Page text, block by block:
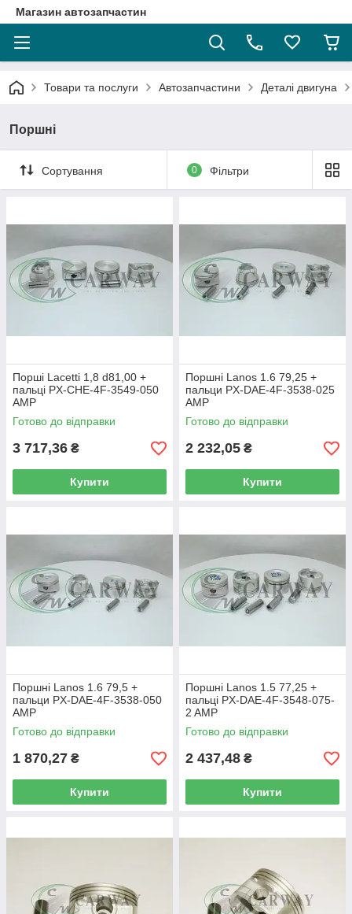
Магазин автозапчастин
Товари та послуги Автозапчастини Деталі двигуна
Поршні
Сортування 0 Фільтри
Порші Lacetti 1,8 d81,00 +
пальці PX-CHE-4F-3549-050
AMP
Готово до відправки
3 717,36 ₴
Купити
Поршні Lanos 1.6 79,25 +
пальци PX-DAE-4F-3538-025
AMP
Готово до відправки
2 232,05 ₴
Купити
Поршні Lanos 1.6 79,5 +
пальци PX-DAE-4F-3538-050
AMP
Готово до відправки
1 870,27 ₴
Купити
Поршні Lanos 1.5 77,25 +
пальці PX-DAE-4F-3548-075-
2 AMP
Готово до відправки
2 437,48 ₴
Купити